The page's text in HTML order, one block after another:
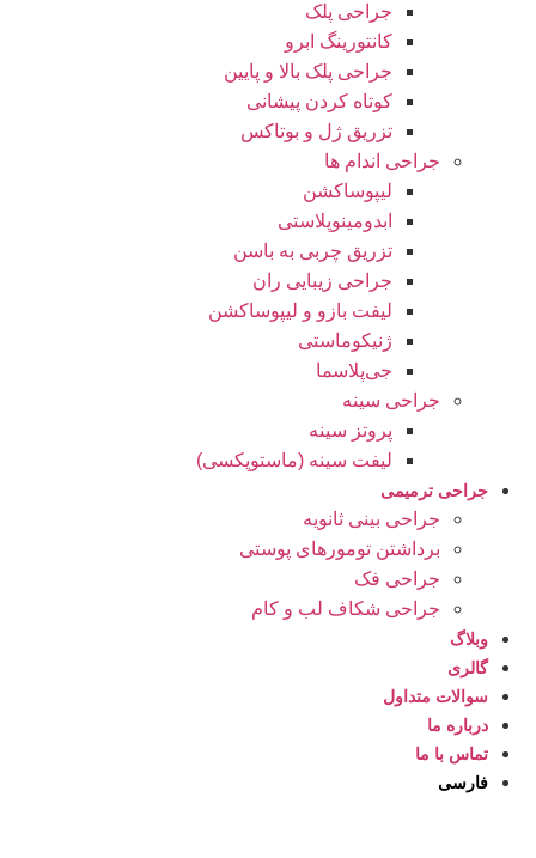
جراحی پلک
کانتورینگ ابرو
جراحی پلک بالا و پایین
کوتاه کردن پیشانی
تزریق ژل و بوتاکس
جراحی اندام ها
لیپوساکشن
ابدومینوپلاستی
تزریق چربی به باسن
جراحی زیبایی ران
لیفت بازو و لیپوساکشن
ژنیکوماستی
جی‌پلاسما
جراحی سینه
پروتز سینه
لیفت سینه (ماستوپکسی)
جراحی ترمیمی
جراحی بینی ثانویه
برداشتن تومورهای پوستی
جراحی فک
جراحی شکاف لب و کام
وبلاگ
گالری
سوالات متداول
درباره ما
تماس با ما
فارسی